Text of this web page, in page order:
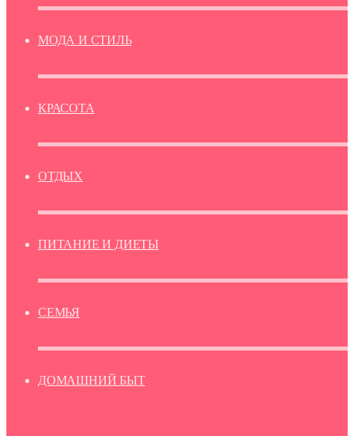
МОДА И СТИЛЬ
КРАСОТА
ОТДЫХ
ПИТАНИЕ И ДИЕТЫ
СЕМЬЯ
ДОМАШНИЙ БЫТ